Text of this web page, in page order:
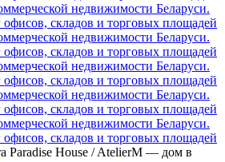
недвижимости Беларуси.
складов и торговых площадей
недвижимости Беларуси.
складов и торговых площадей
недвижимости Беларуси.
складов и торговых площадей
недвижимости Беларуси.
складов и торговых площадей
недвижимости Беларуси.
складов и торговых площадей
Paradise House / AtelierM — дом в